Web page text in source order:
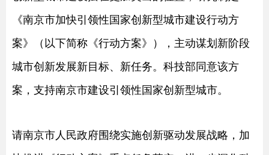
《南京市加快引领性国家创新型城市建设行动方
案》（以下简称《行动方案》），主动谋划新阶段
城市创新发展新目标、新任务。科技部同意该方
案，支持南京市建设引领性国家创新型城市。
请南京市人民政府围绕实施创新驱动发展战略，加